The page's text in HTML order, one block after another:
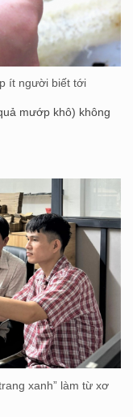
ít người biết tới
mướp khô) không
xanh” làm từ xơ